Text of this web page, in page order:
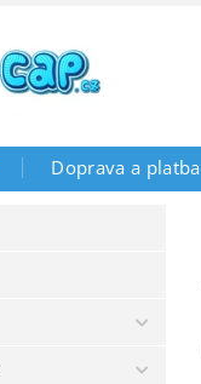
Doprava a platba